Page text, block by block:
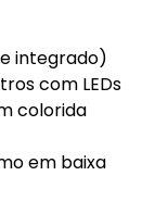
integrado)
com LEDs
colorida
em baixa